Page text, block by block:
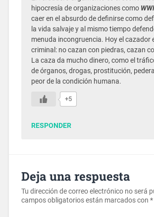
hipocresía de organizaciones como
caer en el absurdo de definirse como
la vida salvaje y al mismo tiempo
menuda incongruencia. Hoy el cazador
criminal: no cazan con piedras, cazan
La caza da mucho dinero, como el
de órganos, drogas, prostitución,
peor de la condición humana.
+5
RESPONDER
Deja una respuesta
Tu dirección de correo electrónico no será
campos obligatorios están marcados con *